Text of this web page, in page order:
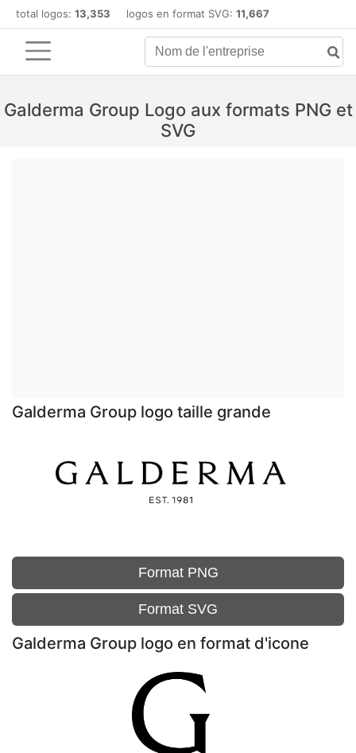
total logos: 13,353 logos en format SVG: 11,667
Galderma Group Logo aux formats PNG et
SVG
Galderma Group logo taille grande
Format PNG
Format SVG
Galderma Group logo en format d'icone